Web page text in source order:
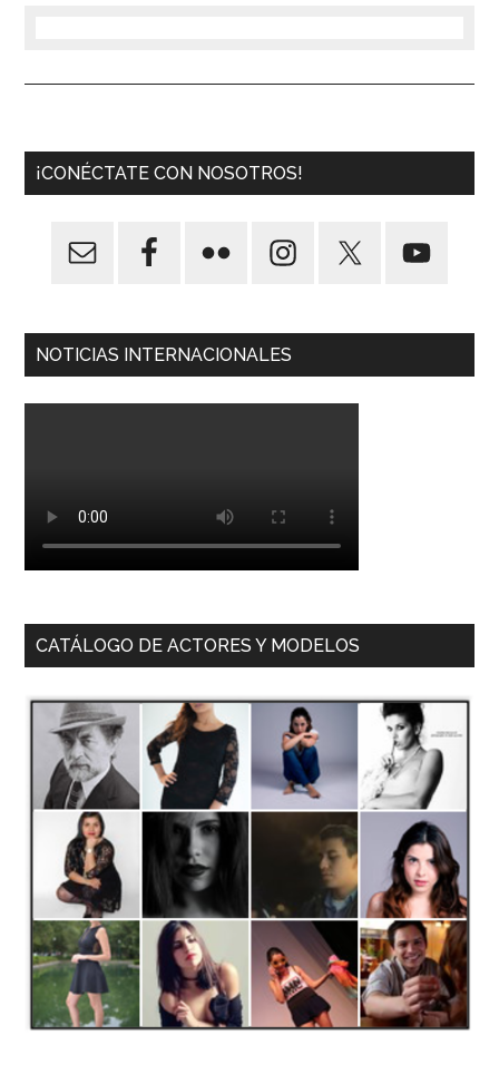
¡CONÉCTATE CON NOSOTROS!
NOTICIAS INTERNACIONALES
CATÁLOGO DE ACTORES Y MODELOS